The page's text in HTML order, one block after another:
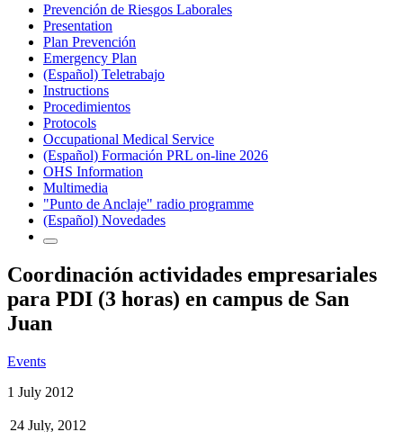
Prevención de Riesgos Laborales
Presentation
Plan Prevención
Emergency Plan
(Español) Teletrabajo
Instructions
Procedimientos
Protocols
Occupational Medical Service
(Español) Formación PRL on-line 2026
OHS Information
Multimedia
"Punto de Anclaje" radio programme
(Español) Novedades
Coordinación actividades empresariales
para PDI (3 horas) en campus de San
Juan
Events
1 July 2012
24 July, 2012